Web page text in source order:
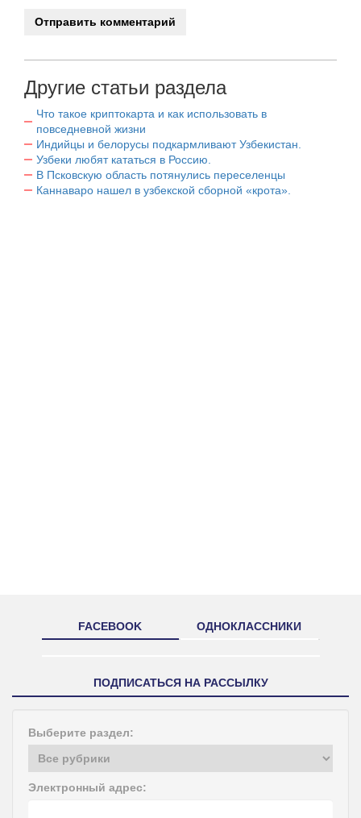
Другие статьи раздела
Что такое криптокарта и как использовать в
повседневной жизни
Индийцы и белорусы подкармливают Узбекистан.
Узбеки любят кататься в Россию.
В Псковскую область потянулись переселенцы
Каннаваро нашел в узбекской сборной «крота».
FACEBOOK ОДНОКЛАССНИКИ
ПОДПИСАТЬСЯ НА РАССЫЛКУ
Выберите раздел:
Электронный адрес: